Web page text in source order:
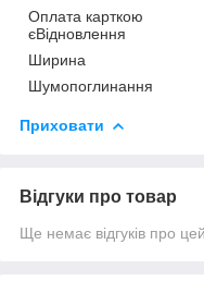
Оплата карткою
єВідновлення
Ширина
Шумопоглинання
Приховати
Відгуки про товар
Ще немає відгуків про